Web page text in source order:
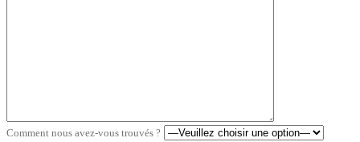
Comment nous avez-vous trouvés ?